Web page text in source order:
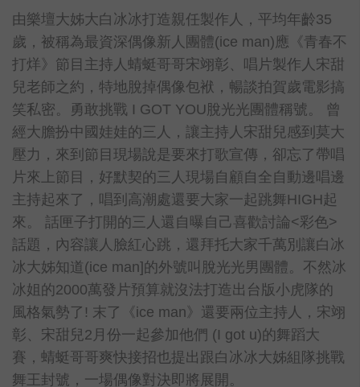
由樂壇大姊大白冰冰打造親任製作人，平均年齡35
歲，被稱為最資深偶像新人團體(ice man)應《青春不
打烊》節目主持人蜻蜓哥哥宋翊彰、唱片製作人宋甜
兒老師之約，特地脫掉偶像包袱，暢談拍賀歲電影搞
笑私密。勇敢挑戰 I GOT YOU脫光光團體稱號。 曾
經大膽扮中國娃娃的三人，讓主持人宋甜兒感到莫大
壓力，來到節目現場說是要來打歌宣傳，卻忘了帶唱
片來上節目，好默契的三人現場自顧自全自動邊唱邊
主持起來了，唱到高潮處還要大家一起跳舞HIGH起
來。 話匣子打開的三人還自曝自己喜歡討論<彩色>
話題，內容讓人臉紅心跳，還拜托大家千萬別讓白冰
冰大姊知道(ice man]的外號叫脫光光男團體。不然冰
冰姐的2000萬發片預算就沒法打造出台版小虎隊的
風格氣勢了! 末了《ice man》還要兩位主持人，宋翊
彰、宋甜兒2月份一起參加他們 (I got u)的舞蹈大
賽，蜻蜓哥哥爽快接招也提出跟白冰冰大姊組隊挑戰
舞王封號，一場偶像對決即將展開。